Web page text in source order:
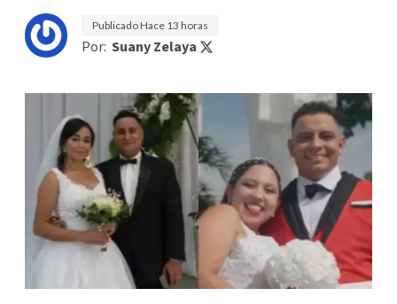
PublicadoHace 13 horas
Por: Suany Zelaya